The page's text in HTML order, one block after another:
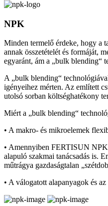
NPK
Minden termelő érdeke, hogy a
annak összetételét és formáját,
egyaránt, ám a „bulk blending“
A „bulk blending“
igényeihez mérten. Az említett
utolsó sorban költséghatékony
Miért a „bulk blending“
• A makro- és mikroelemek
• Amennyiben FERTISUN NPK
alapuló szakmai tanácsadás is.
műtrágya gazdaságtalan
• A válogatott alapanyagok és